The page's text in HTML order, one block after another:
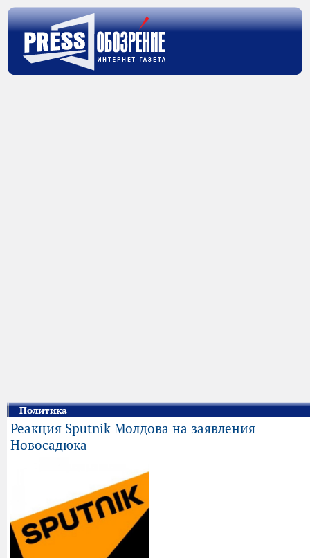
Политика
Реакция Sputnik Молдова на заявления
Новосадюка